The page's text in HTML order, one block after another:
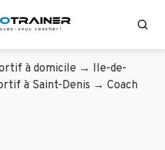
à domicile → Ile-de-
à Saint-Denis → Coach